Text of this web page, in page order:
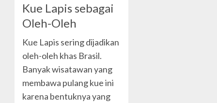
Kue Lapis sebagai
Oleh-Oleh
Kue Lapis sering dijadikan
oleh-oleh khas Brasil.
Banyak wisatawan yang
membawa pulang kue ini
karena bentuknya yang